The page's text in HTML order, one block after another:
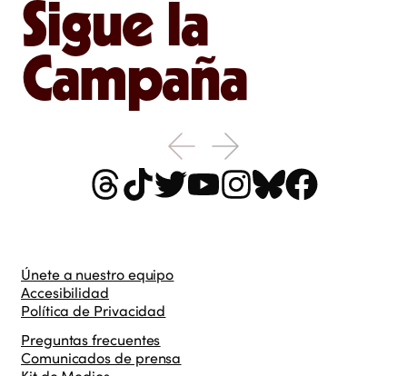
Sigue la
Campaña
Únete a nuestro equipo
Accesibilidad
Política de Privacidad
Preguntas frecuentes
Comunicados de prensa